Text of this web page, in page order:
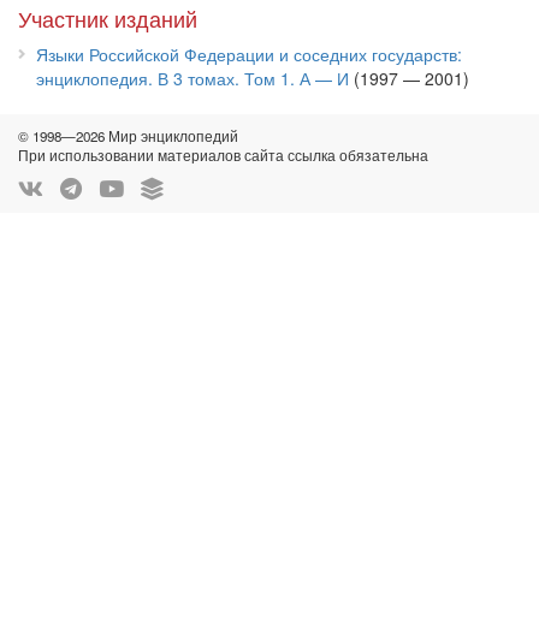
Участник изданий
Языки Российской Федерации и соседних государств:
энциклопедия. В 3 томах. Том 1. А — И (1997 — 2001)
© 1998—2026 Мир энциклопедий
При использовании материалов сайта ссылка обязательна